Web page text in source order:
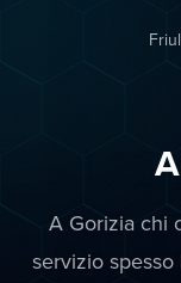
A Gorizia chi
servizio